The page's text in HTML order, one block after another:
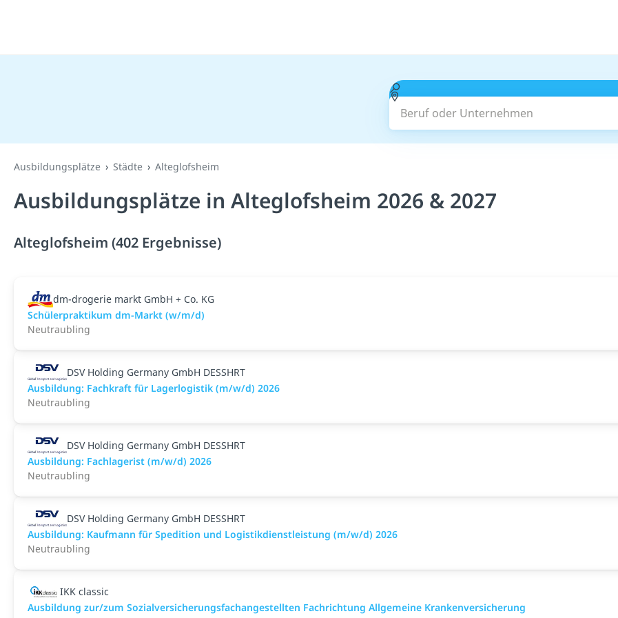
Beruf oder Unternehmen
Ausbildungsplätze Städte Alteglofsheim
Ausbildungsplätze in Alteglofsheim 2026 & 2027
Alteglofsheim (402 Ergebnisse)
dm-drogerie markt GmbH + Co. KG
Schülerpraktikum dm-Markt (w/m/d)
Neutraubling
DSV Holding Germany GmbH DESSHRT
Ausbildung: Fachkraft für Lagerlogistik (m/w/d) 2026
Neutraubling
DSV Holding Germany GmbH DESSHRT
Ausbildung: Fachlagerist (m/w/d) 2026
Neutraubling
DSV Holding Germany GmbH DESSHRT
Ausbildung: Kaufmann für Spedition und Logistikdienstleistung (m/w/d) 2026
Neutraubling
IKK classic
Aus­bild­ung zur/zum Sozial­versicher­ungs­fach­angestellten­ Fach­richtung All­gemeine Kranken­versicher­ung